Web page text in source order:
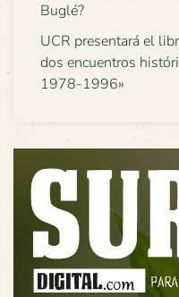
Buglé?
UCR presentará el
dos encuentros
1978-1996»